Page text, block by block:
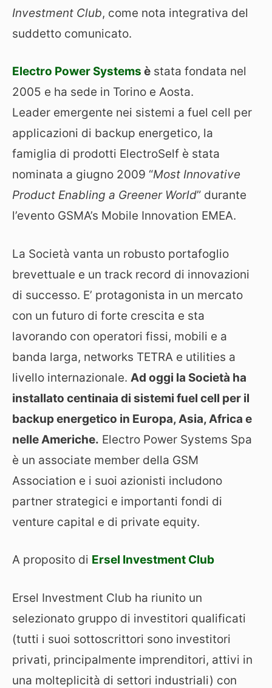
Investment Club, come nota integrativa del
suddetto comunicato.
Electro Power Systems è stata fondata nel
2005 e ha sede in Torino e Aosta.
Leader emergente nei sistemi a fuel cell per
applicazioni di backup energetico, la
famiglia di prodotti ElectroSelf è stata
nominata a giugno 2009 “Most Innovative
Product Enabling a Greener World” durante
l’evento GSMA’s Mobile Innovation EMEA.
La Società vanta un robusto portafoglio
brevettuale e un track record di innovazioni
di successo. E’ protagonista in un mercato
con un futuro di forte crescita e sta
lavorando con operatori fissi, mobili e a
banda larga, networks TETRA e utilities a
livello internazionale. Ad oggi la Società ha
installato centinaia di sistemi fuel cell per il
backup energetico in Europa, Asia, Africa e
nelle Americhe. Electro Power Systems Spa
è un associate member della GSM
Association e i suoi azionisti includono
partner strategici e importanti fondi di
venture capital e di private equity.
A proposito di Ersel Investment Club
Ersel Investment Club ha riunito un
selezionato gruppo di investitori qualificati
(tutti i suoi sottoscrittori sono investitori
privati, principalmente imprenditori, attivi in
una molteplicità di settori industriali) con